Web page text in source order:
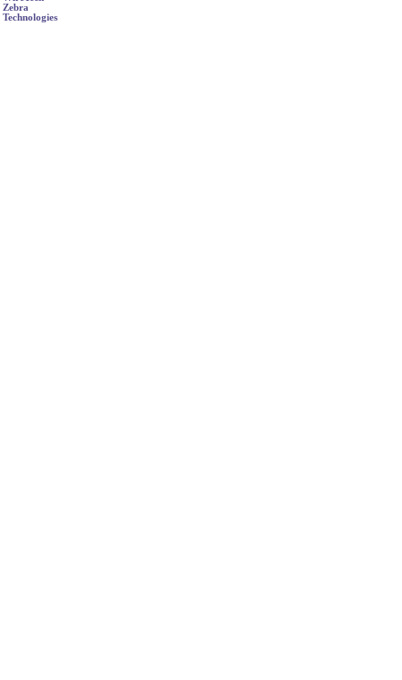
Zebra
Technologies